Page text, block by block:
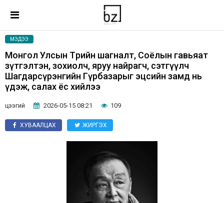
МЭДЭЭ
Монгол Улсын Төрийн шагналт, Соёлын гавьяат
зүтгэлтэн, зохиолч, яруу найрагч, сэтгүүлч
Шагдарсүрэнгийн Гүрбазарыг эцсийн замд нь
үдэж, салах ёс хийлээ
цээгий 2026-05-15 08:21 109
ХУВААЛЦАХ ЖИРГЭХ